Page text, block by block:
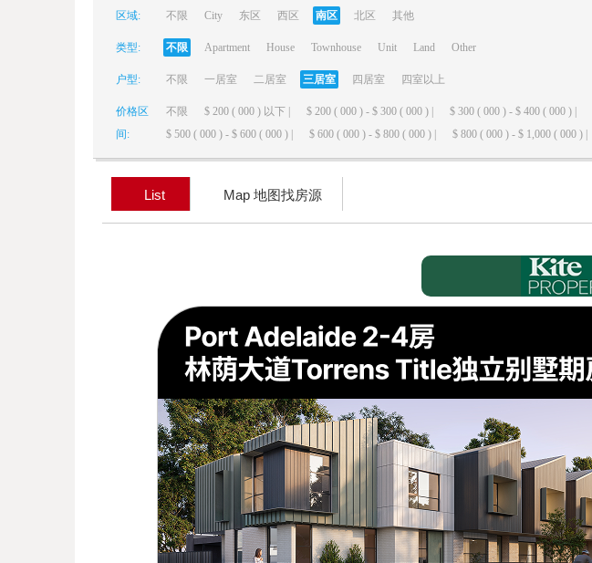
区域: 不限 City 东区 西区 南区 北区 其他
类型: 不限 Apartment House Townhouse Unit Land Other
户型: 不限 一居室 二居室 三居室 四居室 四室以上
价格区
间:
不限 $ 200 ( 000 ) 以下 | $ 200 ( 000 ) - $ 300 ( 000 ) | $ 300 ( 000 ) - $ 400 ( 000 ) |
$ 500 ( 000 ) - $ 600 ( 000 ) |
$ 600 ( 000 ) - $ 800 ( 000 ) | $ 800 ( 000 ) - $ 1,000 ( 000 ) |
List Map 地图找房源